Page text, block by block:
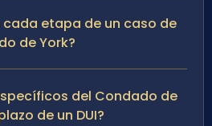
cada etapa de un caso de
de York?
del Condado de
de un DUI?